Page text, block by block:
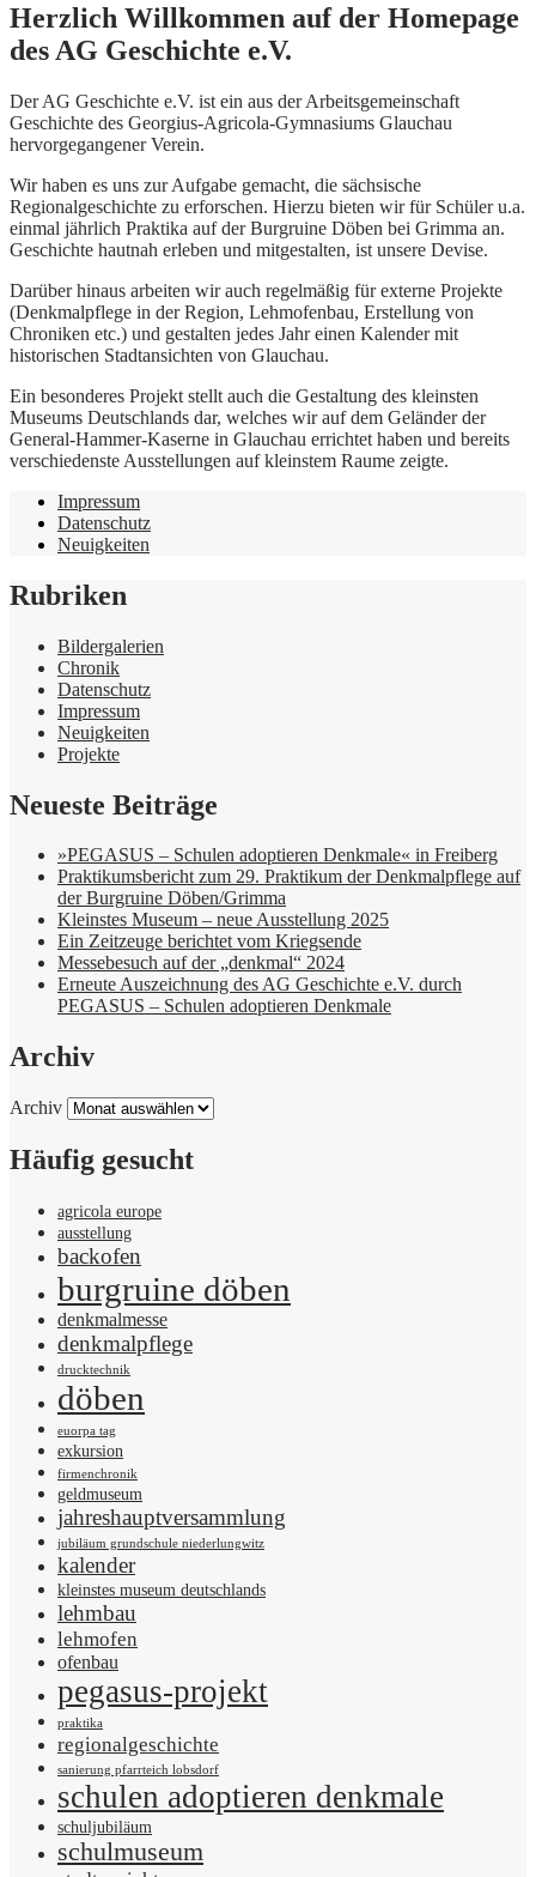
Herzlich Willkommen auf der Homepage
des AG Geschichte e.V.
Der AG Geschichte e.V. ist ein aus der Arbeitsgemeinschaft
Geschichte des Georgius-Agricola-Gymnasiums Glauchau
hervorgegangener Verein.
Wir haben es uns zur Aufgabe gemacht, die sächsische
Regionalgeschichte zu erforschen. Hierzu bieten wir für Schüler u.a.
einmal jährlich Praktika auf der Burgruine Döben bei Grimma an.
Geschichte hautnah erleben und mitgestalten, ist unsere Devise.
Darüber hinaus arbeiten wir auch regelmäßig für externe Projekte
(Denkmalpflege in der Region, Lehmofenbau, Erstellung von
Chroniken etc.) und gestalten jedes Jahr einen Kalender mit
historischen Stadtansichten von Glauchau.
Ein besonderes Projekt stellt auch die Gestaltung des kleinsten
Museums Deutschlands dar, welches wir auf dem Geländer der
General-Hammer-Kaserne in Glauchau errichtet haben und bereits
verschiedenste Ausstellungen auf kleinstem Raume zeigte.
Impressum
Datenschutz
Neuigkeiten
Rubriken
Bildergalerien
Chronik
Datenschutz
Impressum
Neuigkeiten
Projekte
Neueste Beiträge
»PEGASUS – Schulen adoptieren Denkmale« in Freiberg
Praktikumsbericht zum 29. Praktikum der Denkmalpflege auf
der Burgruine Döben/Grimma
Kleinstes Museum – neue Ausstellung 2025
Ein Zeitzeuge berichtet vom Kriegsende
Messebesuch auf der „denkmal“ 2024
Erneute Auszeichnung des AG Geschichte e.V. durch
PEGASUS – Schulen adoptieren Denkmale
Archiv
Archiv
Häufig gesucht
agricola europe
ausstellung
backofen
burgruine döben
denkmalmesse
denkmalpflege
drucktechnik
döben
euorpa tag
exkursion
firmenchronik
geldmuseum
jahreshauptversammlung
jubiläum grundschule niederlungwitz
kalender
kleinstes museum deutschlands
lehmbau
lehmofen
ofenbau
pegasus-projekt
praktika
regionalgeschichte
sanierung pfarrteich lobsdorf
schulen adoptieren denkmale
schuljubiläum
schulmuseum